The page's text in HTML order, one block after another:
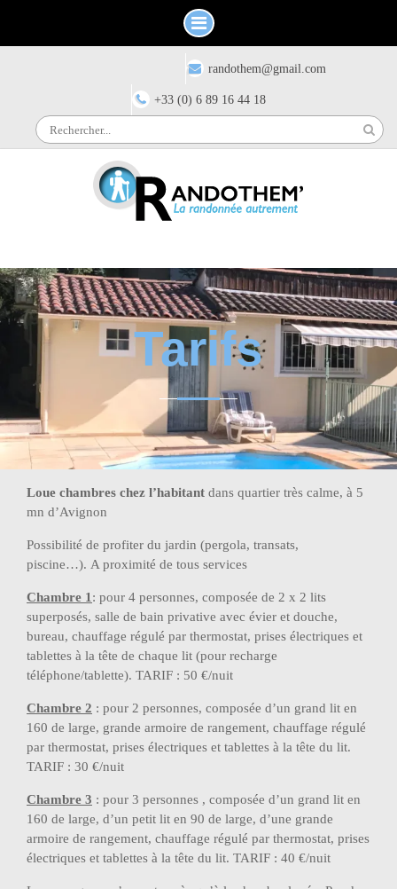
randothem@gmail.com
+33 (0) 6 89 16 44 18
for:
Tarifs
Loue chambres chez l’habitant dans quartier très calme, à 5
mn d’Avignon
Possibilité de profiter du jardin (pergola, transats,
piscine…). A proximité de tous services
Chambre 1 : pour 4 personnes, composée de 2 x 2 lits
superposés, salle de bain privative avec évier et douche,
bureau, chauffage régulé par thermostat, prises électriques et
tablettes à la tête de chaque lit (pour recharge
téléphone/tablette). TARIF : 50 €/nuit
Chambre 2 : pour 2 personnes, composée d’un grand lit en
160 de large, grande armoire de rangement, chauffage régulé
par thermostat, prises électriques et tablettes à la tête du lit.
TARIF : 30 €/nuit
Chambre 3 : pour 3 personnes , composée d’un grand lit en
160 de large, d’un petit lit en 90 de large, d’une grande
armoire de rangement, chauffage régulé par thermostat, prises
électriques et tablettes à la tête du lit. TARIF : 40 €/nuit